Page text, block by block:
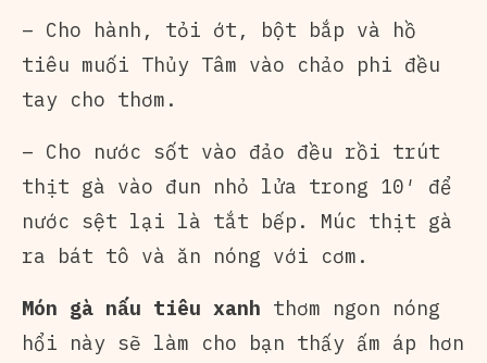
– Cho hành, tỏi ớt, bột bắp và hồ
tiêu muối Thủy Tâm vào chảo phi đều
tay cho thơm.
– Cho nước sốt vào đảo đều rồi trút
thịt gà vào đun nhỏ lửa trong 10′ để
nước sệt lại là tắt bếp. Múc thịt gà
ra bát tô và ăn nóng với cơm.
Món gà nấu tiêu xanh thơm ngon nóng
hổi này sẽ làm cho bạn thấy ấm áp hơn